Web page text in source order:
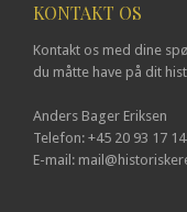
KONTAKT OS
Kontakt os med dine
du måtte have på dit
Anders Bager Eriksen
Telefon: +45 20 93 17 14
E-mail: